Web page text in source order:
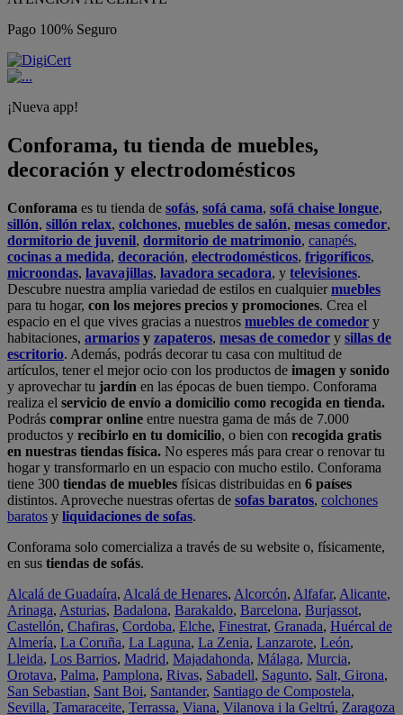
Pago 100% Seguro
¡Nueva app!
Conforama, tu tienda de muebles,
decoración y electrodomésticos
Conforama es tu tienda de sofás, sofá cama, sofá chaise longue,
sillón, sillón relax, colchones, muebles de salón, mesas comedor,
dormitorio de juvenil, dormitorio de matrimonio, canapés,
cocinas a medida, decoración, electrodomésticos, frigoríficos,
microondas, lavavajillas, lavadora secadora, y televisiones.
Descubre nuestra amplia variedad de estilos en cualquiermuebles
para tu hogar, con los mejores precios y promociones. Crea el
espacio en el que vives gracias a nuestros muebles de comedor y
habitaciones, armarios y zapateros, mesas de comedor y sillas de
escritorio. Además, podrás decorar tu casa con multitud de
artículos, tener el mejor ocio con los productos de imagen y sonido
y aprovechar tu jardín en las épocas de buen tiempo. Conforama
realiza el servicio de envío a domicilio como recogida en tienda.
Podrás comprar online entre nuestra gama de más de 7.000
productos y recibirlo en tu domicilio, o bien con recogida gratis
en nuestras tiendas física. No esperes más para crear o renovar tu
hogar y transformarlo en un espacio con mucho estilo. Conforama
tiene 300 tiendas de muebles físicas distribuidas en 6 países
distintos. Aproveche nuestras ofertas de sofas baratos, colchones
baratos y liquidaciones de sofas.
Conforama solo comercializa a través de su website o, físicamente,
en sus tiendas de sofás.
Alcalá de Guadaíra, Alcalá de Henares, Alcorcón, Alfafar, Alicante,
Arinaga, Asturias, Badalona, Barakaldo, Barcelona, Burjassot,
Castellón, Chafiras, Cordoba, Elche, Finestrat, Granada, Huércal de
Almería, La Coruña, La Laguna, La Zenia, Lanzarote, León,
Lleida, Los Barrios, Madrid, Majadahonda, Málaga, Murcia,
Orotava, Palma, Pamplona, Rivas, Sabadell, Sagunto, Salt, Girona,
San Sebastian, Sant Boi, Santander, Santiago de Compostela,
Sevilla, Tamaraceite, Terrassa, Viana, Vilanova i la Geltrú, Zaragoza